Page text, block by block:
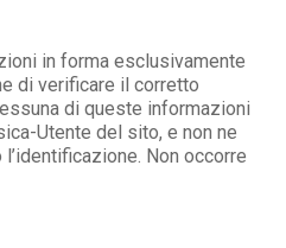
in forma esclusivamente
di verificare il corretto
di queste informazioni
Utente del sito, e non ne
Non occorre